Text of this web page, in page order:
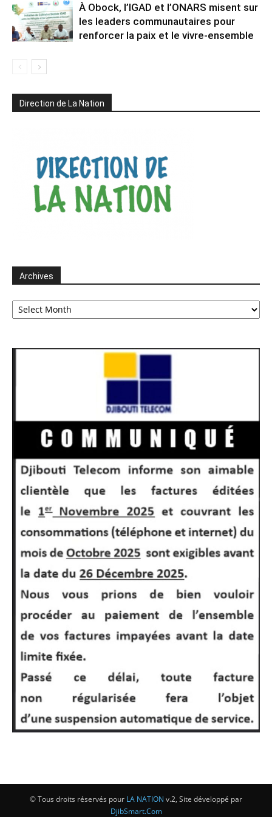
À Obock, l’IGAD et l’ONARS misent sur
les leaders communautaires pour
renforcer la paix et le vivre-ensemble
Direction de La Nation
Archives
Archives
© Tous droits réservés pour LA NATION v.2, Site développé par
DjibSmart.Com